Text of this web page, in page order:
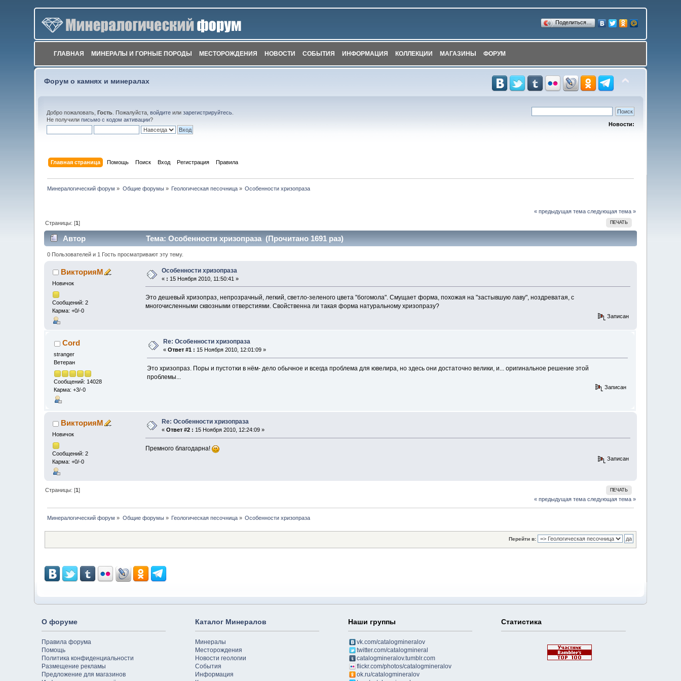
Поделиться…
ГЛАВНАЯ МИНЕРАЛЫ И ГОРНЫЕ ПОРОДЫ МЕСТОРОЖДЕНИЯ НОВОСТИ СОБЫТИЯ ИНФОРМАЦИЯ КОЛЛЕКЦИИ МАГАЗИНЫ ФОРУМ
Форум о камнях и минералах
Добро пожаловать,Гость . Пожалуйста,войдите илизарегистрируйтесь
Не получилиписьмо с кодом активации?
Новости:
Главная страница Помощь Поиск Вход Регистрация Правила
Минералогический форум » Общие форумы» Геологическая песочница » Особенности хризопраза
« предыдущая тема следующая тема »
ПЕЧАТЬ
Страницы: [1]
Автор Тема: Особенности хризопраза (Прочитано 1691 раз)
0 Пользователей и 1 Гость просматривают эту тему.
ВикторияМ
Новичок
Сообщений: 2
Карма: +0/-0
Особенности хризопраза
« : 15 Ноября 2010, 11:50:41 »
Это дешевый хризопраз, непрозрачный, легкий, светло-зеленого цвета "богомола". Смущает форма, похожая на "застывшую лаву", ноздреватая, с
многочисленными сквозными отверстиями. Свойственна ли такая форма натуральному хризопразу?
Записан
Cord
stranger
Ветеран
Сообщений: 14028
Карма: +3/-0
Re: Особенности хризопраза
«Ответ #1 : 15 Ноября 2010, 12:01:09 »
Это хризопраз. Поры и пустотки в нём- дело обычное и всегда проблема для ювелира, но здесь они достаточно велики, и... оригинальное решение этой
проблемы...
Записан
ВикторияМ
Новичок
Сообщений: 2
Карма: +0/-0
Re: Особенности хризопраза
«Ответ #2 : 15 Ноября 2010, 12:24:09 »
Премного благодарна!
Записан
ПЕЧАТЬ
Страницы: [1]
« предыдущая тема следующая тема »
Минералогический форум » Общие форумы» Геологическая песочница » Особенности хризопраза
Перейти в:
О форуме
Правила форума
Помощь
Политика конфиденциальности
Размещение рекламы
Предложение для магазинов
Каталог Минералов
Минералы
Месторождения
Новости геологии
События
Информация
Наши группы
vk.com/catalogmineralov
twitter.com/catalogmineral
catalogmineralov.tumblr.com
flickr.com/photos/catalogmineralov
ok.ru/catalogmineralov
Статистика